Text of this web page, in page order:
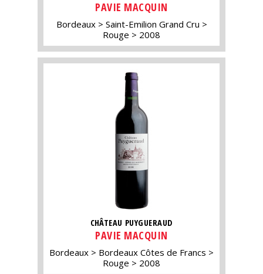
PAVIE MACQUIN
Bordeaux
Saint-Emilion Grand Cru
Rouge
2008
CHÂTEAU PUYGUERAUD
PAVIE MACQUIN
Bordeaux
Bordeaux Côtes de Francs
Rouge
2008